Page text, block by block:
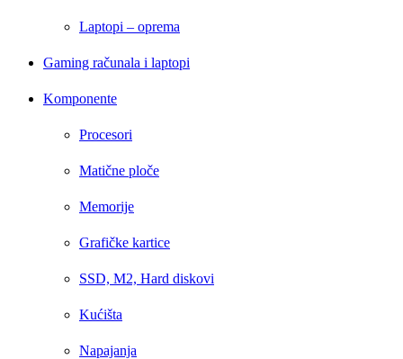
Laptopi – oprema
Gaming računala i laptopi
Komponente
Procesori
Matične ploče
Memorije
Grafičke kartice
SSD, M2, Hard diskovi
Kućišta
Napajanja